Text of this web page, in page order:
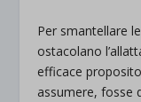
Per smantellare
ostacolano
efficace
assumere, fosse